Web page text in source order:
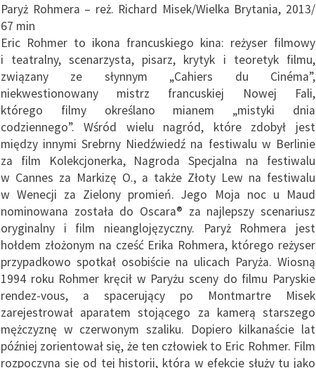
Paryż Rohmera – reż. Richard Misek/Wielka Brytania, 2013/
67 min
Eric Rohmer to ikona francuskiego kina: reżyser filmowy
i teatralny, scenarzysta, pisarz, krytyk i teoretyk filmu,
związany ze słynnym „Cahiers du Cinéma”,
niekwestionowany mistrz francuskiej Nowej Fali,
którego filmy określano mianem „mistyki dnia
codziennego”. Wśród wielu nagród, które zdobył jest
między innymi Srebrny Niedźwiedź na festiwalu w Berlinie
za film Kolekcjonerka, Nagroda Specjalna na festiwalu
w Cannes za Markizę O., a także Złoty Lew na festiwalu
w Wenecji za Zielony promień. Jego Moja noc u Maud
nominowana została do Oscara® za najlepszy scenariusz
oryginalny i film nieanglojęzyczny. Paryż Rohmera jest
hołdem złożonym na cześć Erika Rohmera, którego reżyser
przypadkowo spotkał osobiście na ulicach Paryża. Wiosną
1994 roku Rohmer kręcił w Paryżu sceny do filmu Paryskie
rendez-vous, a spacerujący po Montmartre Misek
zarejestrował aparatem stojącego za kamerą starszego
mężczyznę w czerwonym szaliku. Dopiero kilkanaście lat
później zorientował się, że ten człowiek to Eric Rohmer. Film
rozpoczyna się od tej historii, która w efekcie służy tu jako